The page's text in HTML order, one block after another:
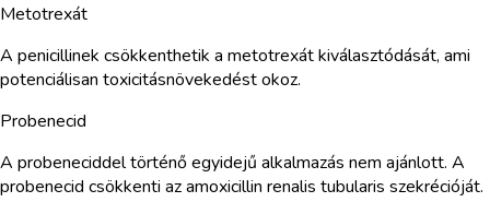
Metotrexát
A penicillinek csökkenthetik a metotrexát kiválasztódását, ami
potenciálisan toxicitásnövekedést okoz.
Probenecid
A probeneciddel történő egyidejű alkalmazás nem ajánlott. A
probenecid csökkenti az amoxicillin renalis tubularis szekrécióját.